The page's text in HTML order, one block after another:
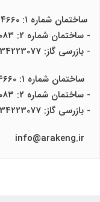
ساختمان شماره 1: 33144660 086.
- ساختمان شماره 2: 32222083 086
- بازرسی گاز: 34223077 086
ساختمان شماره 1: 33144660 086.
- ساختمان شماره 2: 32222083 086
- بازرسی گاز: 34223077 086